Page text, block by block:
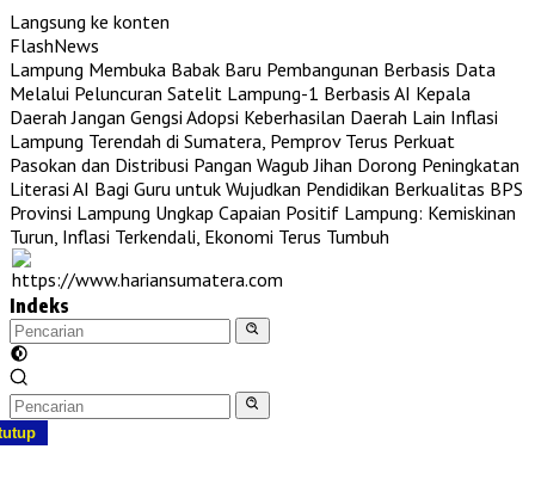
Langsung ke konten
FlashNews
Lampung Membuka Babak Baru Pembangunan Berbasis Data
Melalui Peluncuran Satelit Lampung-1 Berbasis AI Kepala
Daerah Jangan Gengsi Adopsi Keberhasilan Daerah Lain Inflasi
Lampung Terendah di Sumatera, Pemprov Terus Perkuat
Pasokan dan Distribusi Pangan Wagub Jihan Dorong Peningkatan
Literasi AI Bagi Guru untuk Wujudkan Pendidikan Berkualitas BPS
Provinsi Lampung Ungkap Capaian Positif Lampung: Kemiskinan
Turun, Inflasi Terkendali, Ekonomi Terus Tumbuh
Indeks